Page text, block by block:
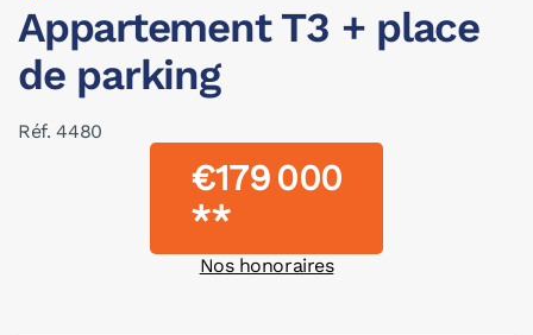
Appartement T3 + place
de parking
Réf. 4480
€179 000
**
Nos honoraires